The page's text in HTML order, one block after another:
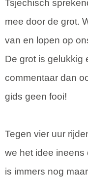
Tsjechisch
mee door de grot.
van en lopen op
De grot is gelukkig
commentaar dan
gids geen fooi!
Tegen vier uur
we het idee ineens
is immers nog